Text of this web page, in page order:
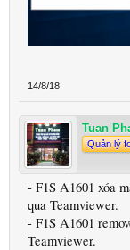
14/8/18
Tuan
Quản lý
- F1S A1601 xóa
qua Teamviewer.
- F1S A1601
Teamviewer.